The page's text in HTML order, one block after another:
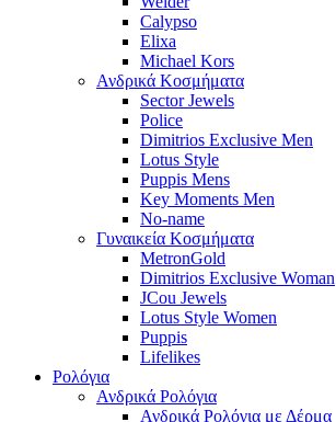
Calypso
Elixa
Michael Kors
Ανδρικά Κοσμήματα
Sector Jewels
Police
Dimitrios Exclusive Men
Lotus Style
Puppis Mens
Key Moments Men
No-name
Γυναικεία Κοσμήματα
MetronGold
Dimitrios Exclusive Woman
JCou Jewels
Lotus Style Women
Puppis
Lifelikes
Ρολόγια
Ανδρικά Ρολόγια
Ανδρικά Ρολόγια με Δέρμα